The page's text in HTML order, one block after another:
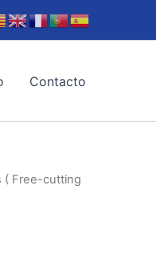
Contacto
( Free-cutting